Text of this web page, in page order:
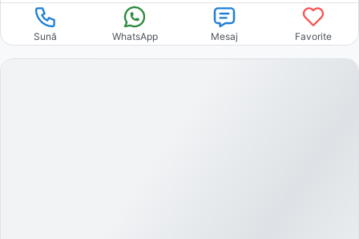
Sună WhatsApp Mesaj Favorite